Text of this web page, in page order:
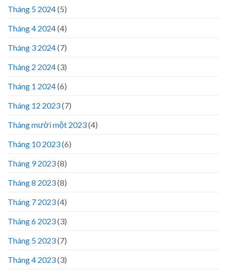
Tháng 5 2024(5)
Tháng 4 2024(4)
Tháng 3 2024(7)
Tháng 2 2024(3)
Tháng 1 2024(6)
Tháng 12 2023(7)
Tháng mười một 2023(4)
Tháng 10 2023(6)
Tháng 9 2023(8)
Tháng 8 2023(8)
Tháng 7 2023(4)
Tháng 6 2023(3)
Tháng 5 2023(7)
Tháng 4 2023(3)